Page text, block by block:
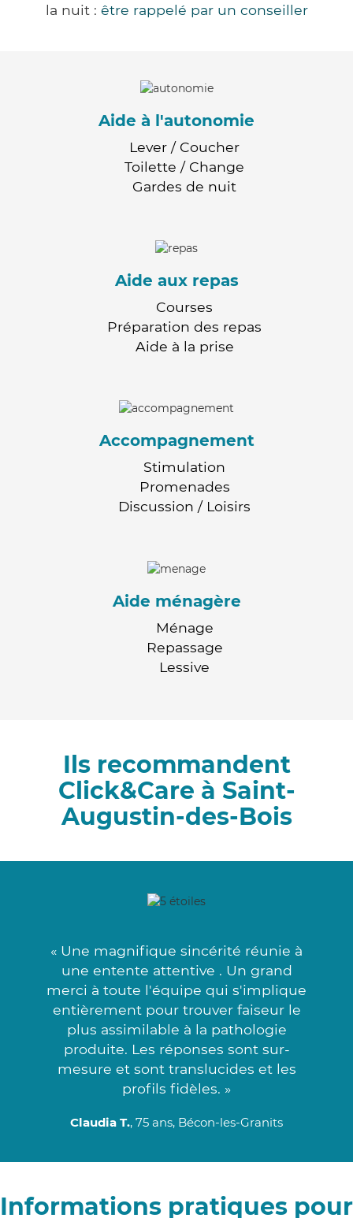
la nuit : être rappelé par un conseiller
Aide à l'autonomie
Lever / Coucher
Toilette / Change
Gardes de nuit
Aide aux repas
Courses
Préparation des repas
Aide à la prise
Accompagnement
Stimulation
Promenades
Discussion / Loisirs
Aide ménagère
Ménage
Repassage
Lessive
Ils recommandent
Click&Care à Saint-
Augustin-des-Bois
« Une magnifique sincérité réunie à
une entente attentive . Un grand
merci à toute l'équipe qui s'implique
entièrement pour trouver faiseur le
plus assimilable à la pathologie
produite. Les réponses sont sur-
mesure et sont translucides et les
profils fidèles. »
Claudia T., 75 ans, Bécon-les-Granits
Informations pratiques pour